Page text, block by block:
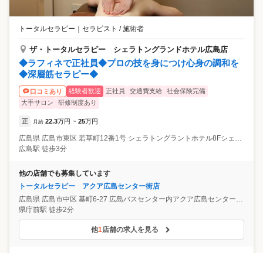
トータルセラピー ｜ セラピスト / 施術者
ザ・トータルセラピー シェラトングランドホテル広島店
◆ラフィネで正社員◆プロの技を身につけ心身の調和を
◆深層筋セラピー◆
口コミあり 経験者歓迎 正社員 交通費支給
社会保険完備
大手サロン
研修制度あり
正 月給 22.3万円 ~ 25万円
広島県 広島市東区 若草町12番1号 シェラトングラントホテル8Fシェラトンシャインスパ内
広島駅 徒歩3分
他の店舗でも募集しています
トータルセラピー アクア広島センター街店
広島県 広島市中区 基町6-27 広島バスセンター内アクア広島センター街4F
県庁前駅 徒歩2分
他1店舗の求人を見る